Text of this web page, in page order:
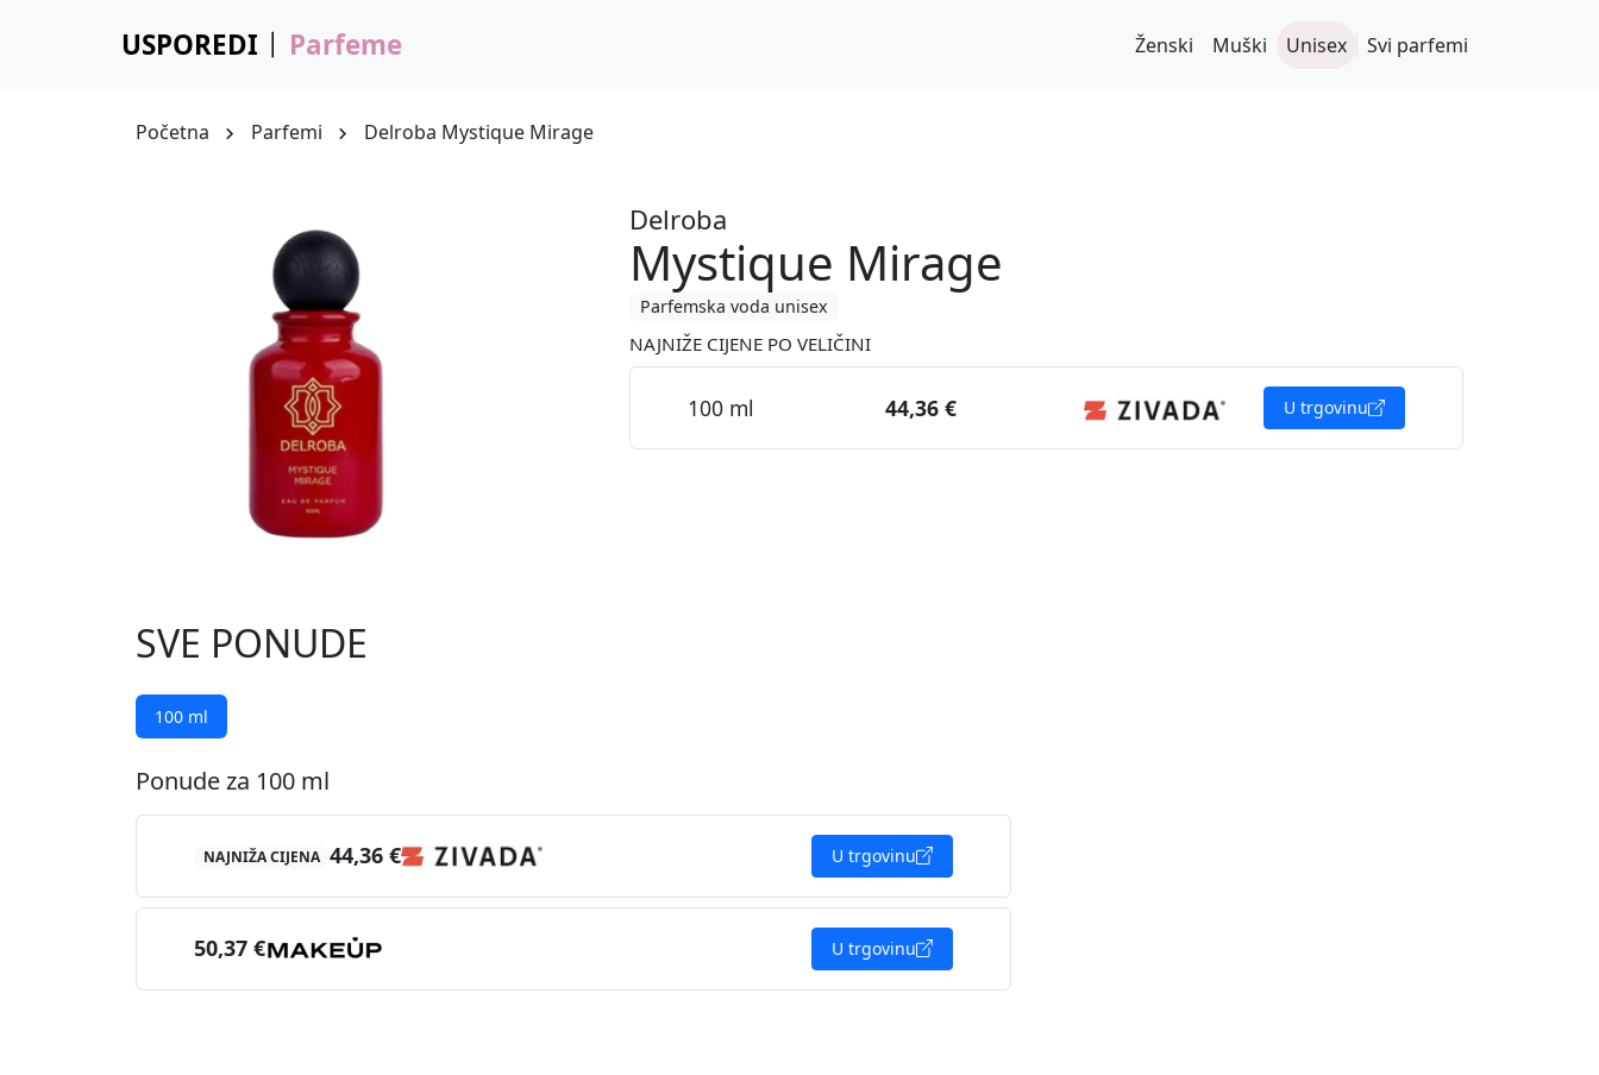
USPOREDI Parfeme Ženski Muški Unisex Svi parfemi
Početna Parfemi Delroba Mystique Mirage
Delroba
Mystique Mirage
Parfemska voda unisex
NAJNIŽE CIJENE PO VELIČINI
100 ml 44,36 € U trgovinu
SVE PONUDE
100 ml
Ponude za 100 ml
NAJNIŽA CIJENA 44,36 € U trgovinu
50,37 € U trgovinu